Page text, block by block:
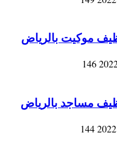
موكيت بالرياض
146
مساجد بالرياض
144